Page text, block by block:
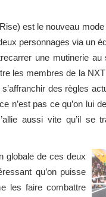
est le nouveau
personnages via un
une mutinerie
les membres de la
des règles
n’est pas ce qu’on lui
aussi vite qu’il se
globale de ces deux
qu’on puisse
les faire combattre